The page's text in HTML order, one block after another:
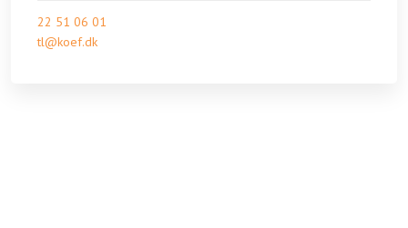
22 51 06 01
tl@koef.dk